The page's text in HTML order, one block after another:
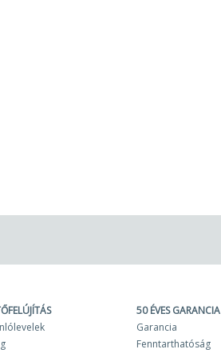
50 ÉVES GARANCIA
Garancia
Fenntarthatóság